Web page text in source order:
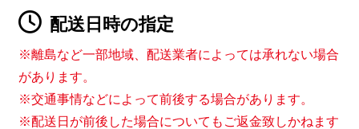
配送日時の指定
※離島など一部地域、配送業者によっては承れない場合
があります。
※交通事情などによって前後する場合があります。
※配送日が前後した場合についてもご返金致しかねます